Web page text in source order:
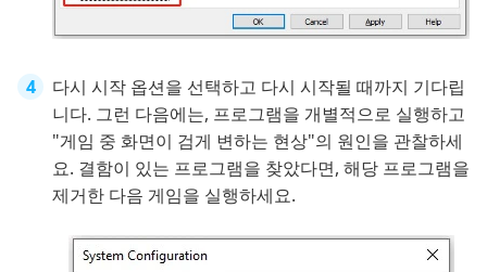
다시 시작 옵션을 선택하고 다시 시작될 때까지 기다립
니다. 그런 다음에는, 프로그램을 개별적으로 실행하고
"게임 중 화면이 검게 변하는 현상"의 원인을 관찰하세
요. 결함이 있는 프로그램을 찾았다면, 해당 프로그램을
제거한 다음 게임을 실행하세요.